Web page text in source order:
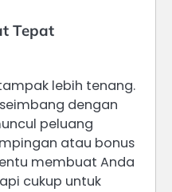
Tepat
lebih tenang.
dengan
peluang
atau bonus
membuat Anda
cukup untuk